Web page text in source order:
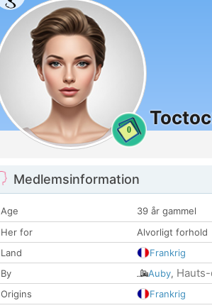
0
Medlemsinformation
Age
39 år gammel
Her for
Alvorligt forhold
Land
Frankrig
By
Auby,
Origins
Frankrig